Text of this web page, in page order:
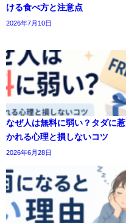
ける食べ方と注意点
2026年7月10日
なぜ人は無料に弱い？タダに惹
かれる心理と損しないコツ
2026年6月28日